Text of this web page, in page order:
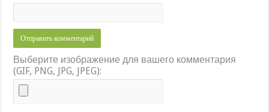
Выберите изображение для вашего комментария
(GIF, PNG, JPG, JPEG):